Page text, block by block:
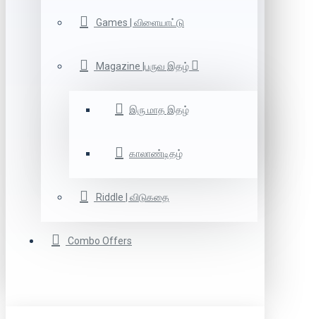
Games | விளையாட்டு
Magazine |பருவ இதழ்
இரு மாத இதழ்
காலாண்டிதழ்
Riddle | விடுகதை
Combo Offers